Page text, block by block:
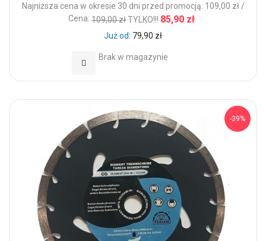
Najniższa cena w okresie 30 dni przed promocją: 109,00 zł /
Cena: 109,00 złTYLKO!!! 85,90 zł
Już od 79,90 zł
Brak w magazynie
Dodaj do Ulubionych
-39%